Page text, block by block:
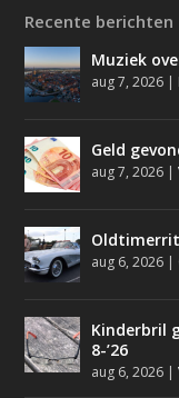
Recente berichten
Muziek
aug 7, 2026 |
Geld
aug 7, 2026 |
aug 6, 2026 |
Kinderbril
8-’26
aug 6, 2026 |